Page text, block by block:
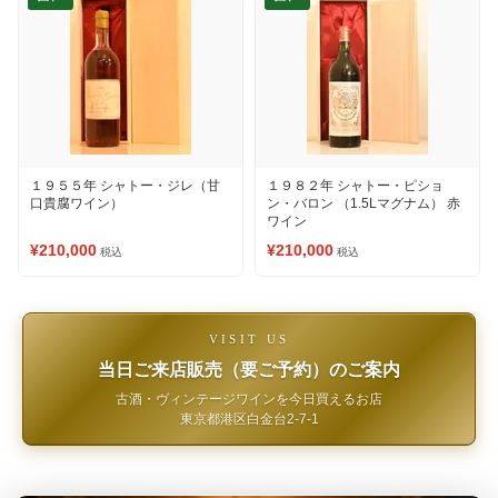
１９５５年 シャトー・ジレ（甘
口貴腐ワイン）
¥210,000 税込
１９８２年 シャトー・ピショ
ン・バロン （1.5Lマグナム） 赤
ワイン
¥210,000 税込
VISIT US
当日ご来店販売（要ご予約）のご案内
古酒・ヴィンテージワインを今日買えるお店
東京都港区白金台2-7-1